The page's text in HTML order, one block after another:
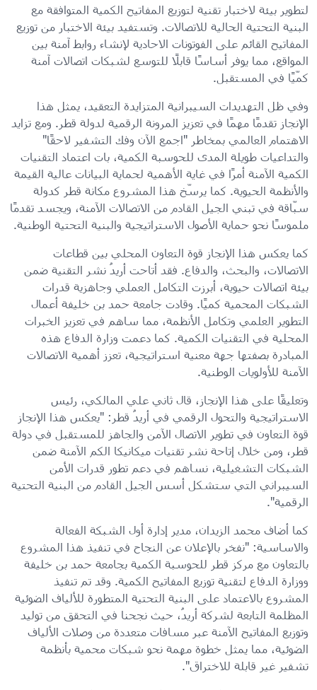
لتطوير بيئة لاختبار تقنية لتوزيع المفاتيح الكمية المتوافقة مع
البنية التحتية الحالية للاتصالات. وتستفيد بيئة الاختبار من توزيع
المفاتيح القائم على الفوتونات الاحادية لإنشاء روابط آمنة بين
المواقع، مما يوفر أساسًا قابلًا للتوسع لشبكات اتصالات آمنة
كمّيًا في المستقبل.
وفي ظل التهديدات السيبرانية المتزايدة التعقيد، يمثل هذا
الإنجاز تقدمًا مهمًا في تعزيز المرونة الرقمية لدولة قطر. ومع تزايد
الاهتمام العالمي بمخاطر "اجمع الآن وفك التشفير لاحقًا"
والتداعيات طويلة المدى للحوسبة الكمية، بات اعتماد التقنيات
الكمية الآمنة أمرًا في غاية الأهمية لحماية البيانات عالية القيمة
والأنظمة الحيوية. كما يرسّخ هذا المشروع مكانة قطر كدولة
سبّاقة في تبني الجيل القادم من الاتصالات الآمنة، ويجسد تقدمًا
ملموسًا نحو حماية الأصول الاستراتيجية والبنية التحتية الوطنية.
كما يعكس هذا الإنجاز قوة التعاون المحلي بين قطاعات
الاتصالات، والبحث، والدفاع. فقد أتاحت أريدُ نشر التقنية ضمن
بيئة اتصالات حيوية، أبرزت التكامل العملي وجاهزية قدرات
الشبكات المحمية كميًا. وقادت جامعة حمد بن خليفة أعمال
التطوير العلمي وتكامل الأنظمة، مما ساهم في تعزيز الخبرات
المحلية في التقنيات الكمية. كما دعمت وزارة الدفاع هذه
المبادرة بصفتها جهة معنية استراتيجية، تعزز أهمية الاتصالات
الآمنة للأولويات الوطنية.
وتعليقًا على هذا الإنجاز، قال ثاني علي المالكي، رئيس
الاستراتيجية والتحول الرقمي في أريدُ قطر: "يعكس هذا الإنجاز
قوة التعاون في تطوير الاتصال الآمن والجاهز للمستقبل في دولة
قطر، ومن خلال إتاحة نشر تقنيات ميكانيكا الكم الآمنة ضمن
الشبكات التشغيلية، نساهم في دعم تطور قدرات الأمن
السيبراني التي ستشكل أسس الجيل القادم من البنية التحتية
الرقمية".
كما أضاف محمد الزيدان، مدير إدارة أول الشبكة الفعالة
والاساسية: "نفخر بالإعلان عن النجاح في تنفيذ هذا المشروع
بالتعاون مع مركز قطر للحوسبة الكمية بجامعة حمد بن خليفة
ووزارة الدفاع لتقنية توزيع المفاتيح الكمية. وقد تم تنفيذ
المشروع بالاعتماد على البنية التحتية المتطورة للألياف الضوئية
المظلمة التابعة لشركة أريدُ، حيث نجحنا في التحقق من توليد
وتوزيع المفاتيح الآمنة عبر مسافات متعددة من وصلات الألياف
الضوئية، مما يمثل خطوة مهمة نحو شبكات محمية بأنظمة
تشفير غير قابلة للاختراق".